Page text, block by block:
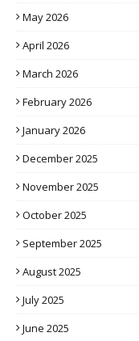
May 2026
April 2026
March 2026
February 2026
January 2026
December 2025
November 2025
October 2025
September 2025
August 2025
July 2025
June 2025